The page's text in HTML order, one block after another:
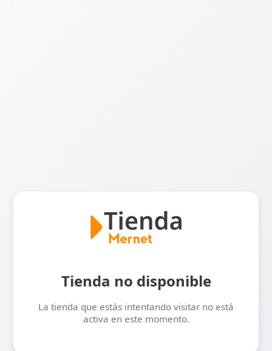
Tienda no disponible
La tienda que estás intentando visitar no está
activa en este momento.